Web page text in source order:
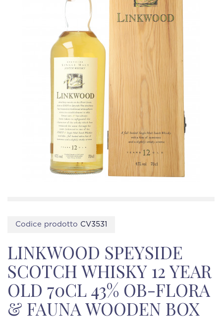
Codice prodotto CV3531
LINKWOOD SPEYSIDE
SCOTCH WHISKY 12 YEAR
OLD 70CL 43% OB-FLORA
& FAUNA WOODEN BOX